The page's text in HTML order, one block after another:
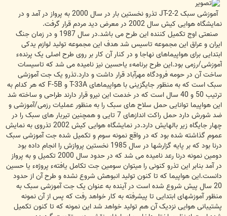
آموزشی سبک JT-2-2 تذرو نخستین بار در سال 2000 به پرواز در آمد و در
نمایشگاه هوایی کیش سال 2002 در معرض دید مردم قرار گرفت.
صنعتی اوج تکمیل کننده این طرح می باشد.در سال 1987 و در زمان جنگ
ایران و عراق این مجموعه تاسیس شد هدف این مجموعه تولید لوازم یدکی
ابتدایی برای هواپیماهای نهاجا و در کنار آن کار بر روی طرح اصلی یک پرندهء
آموزشی/رزمی بود.این طرح برنامهء یاحسین نیز نامیده می شد که تاسیسات
ساخت آن در حومه فرودگاه مهرآباد قرار داشت و دارد.تذرو یک جت آموزشی
سبک است که به منظور جایگزینی با هواپیماهای T-33A و F-5B که هر کدام به
ترتیب 50 و 40 سال است که در خدمت این نیرو قرار دارند طراحی و ساخته شد
این هواپیما توانایی حمل سلاح های سبک را به منظور عملیات رزمی/آموزشی و
ضد شورش دارد حمل راکت اندازهای 7 تایی و همچنین تیربار های سبک را در
چهار جایگاه زیر بالهایش دارد.در نمایشگاه هوایی کیش 2002 تذروی به نمایش
عموم گذاشته شده بود که در واقع نمونه سوم و تکمیل شده جت آموزشی سبک
درنا بود که بر پایه گزارشها در سال 1985 نخستین پروازش را انجام داده بود
دومین نمونه درنا رعد نامیده می شد که در حدود سال 2000 تکمیل و به پرواز
در آمد بنابر این تذرو کنونی را میتوان سومین جت تکامل یافتهء پروژهء یا حسین
دانست.این هواپیما که تا کنون تولید انبوهش شروع نشده و طرح آن از حدود
20 سال پیش شروع شده است در آینده به عنوان یک جت آموزشی سبک به
منظور آموزشهای ابتدایی تا پیشرفته به کار خواهد رفت که پس از آن نمونه
پشتیبانی هوایی نزدیک آن هم تولید خواهد شد این نمونه که تا کنون تکمیل